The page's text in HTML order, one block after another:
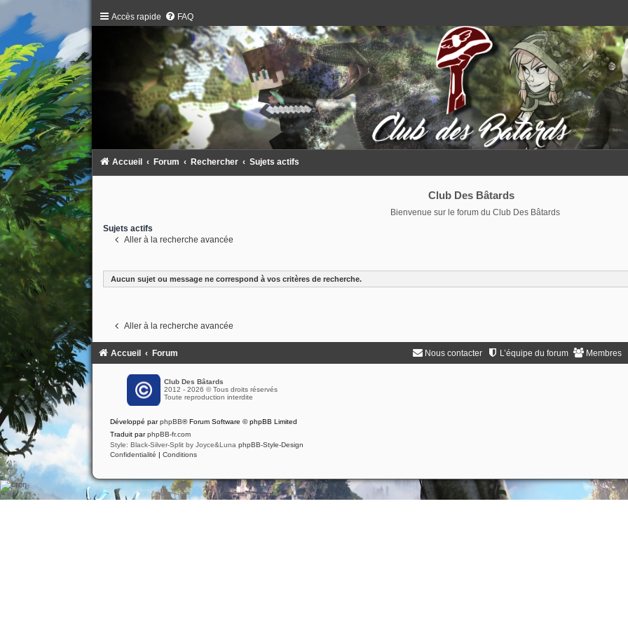
Accès rapide FAQ
Accueil Forum Rechercher Sujets actifs
Club Des Bâtards
Bienvenue sur le forum du Club Des Bâtards
Sujets actifs
Aller à la recherche avancée
Aucun sujet ou message ne correspond à vos critères de recherche.
Aller à la recherche avancée
Accueil Forum Membres
L’équipe du forum
Nous contacter
Club Des Bâtards
2012 - 2026 © Tous droits réservés
Toute reproduction interdite
Développé parphpBB® Forum Software © phpBB Limited
Traduit parphpBB-fr.com
Style: Black-Silver-Split by Joyce&Luna phpBB-Style-Design
Confidentialité | Conditions